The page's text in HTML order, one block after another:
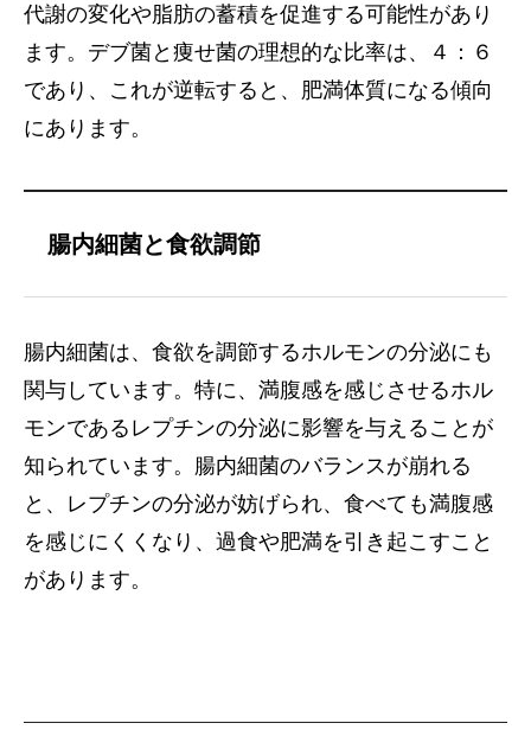
代謝の変化や脂肪の蓄積を促進する可能性があり
ます。デブ菌と痩せ菌の理想的な比率は、４：６
であり、これが逆転すると、肥満体質になる傾向
にあります。
腸内細菌と食欲調節
腸内細菌は、食欲を調節するホルモンの分泌にも
関与しています。特に、満腹感を感じさせるホル
モンであるレプチンの分泌に影響を与えることが
知られています。腸内細菌のバランスが崩れる
と、レプチンの分泌が妨げられ、食べても満腹感
を感じにくくなり、過食や肥満を引き起こすこと
があります。